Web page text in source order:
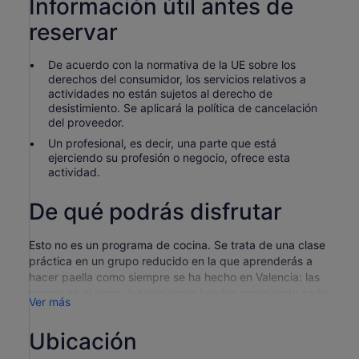
Información útil antes de
reservar
De acuerdo con la normativa de la UE sobre los
derechos del consumidor, los servicios relativos a
actividades no están sujetos al derecho de
desistimiento. Se aplicará la política de cancelación
del proveedor.
Un profesional, es decir, una parte que está
ejerciendo su profesión o negocio, ofrece esta
actividad.
De qué podrás disfrutar
Esto no es un programa de cocina. Se trata de una clase
práctica en un grupo reducido en la que aprenderás a
hacer paella como siempre se ha hecho en Valencia: las
uno de tus movimientos.
Empezamos en el Mercado de Ruzafa. No es el Mercado
Central lleno de turistas haciendo fotos, es el mercado
Ver más
Ubicación